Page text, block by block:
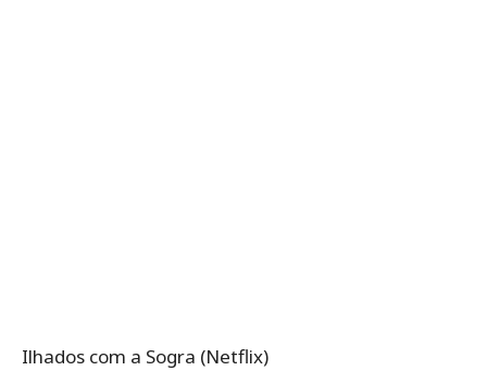
Ilhados com a Sogra (Netflix)